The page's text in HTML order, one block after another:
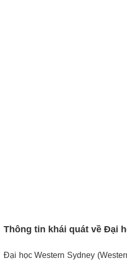
Thông tin khái quát về Đại
Đại học Western Sydney